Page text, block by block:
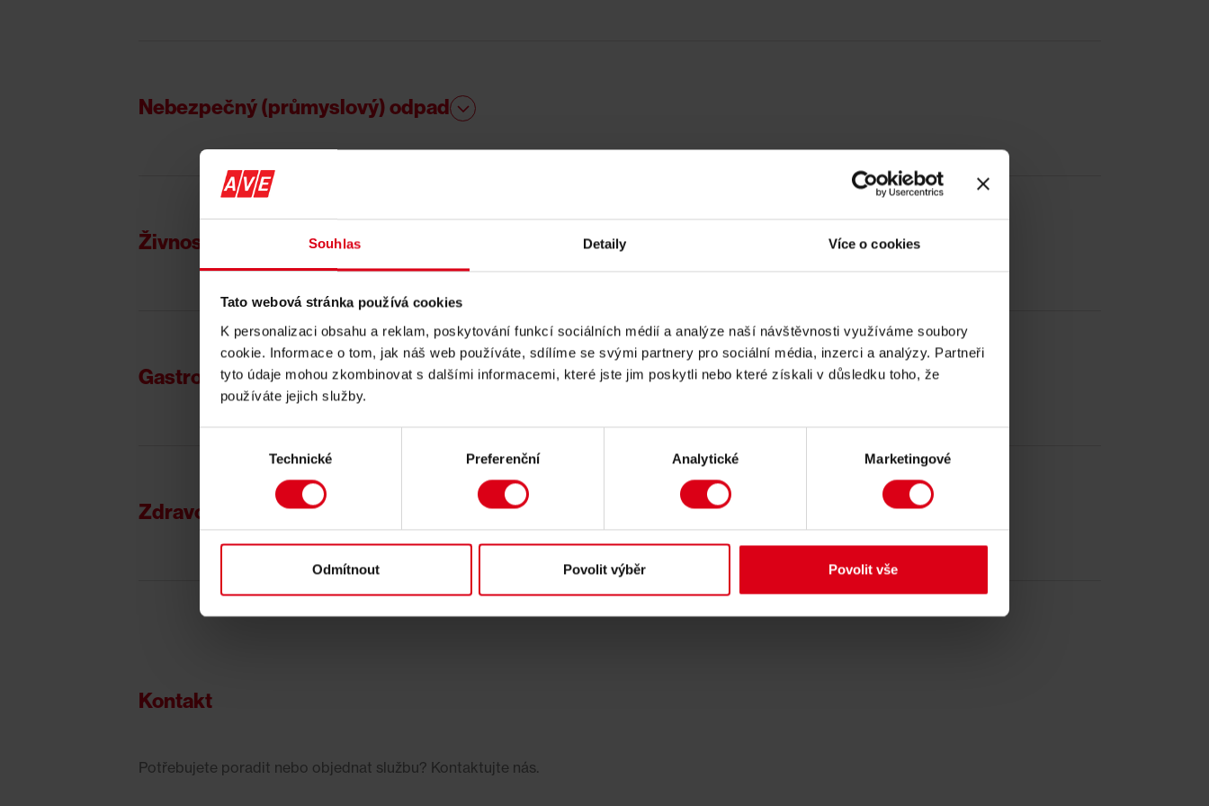
Souhlas Detaily Více o cookies
Tato webová stránka používá cookies
K personalizaci obsahu a reklam, poskytování funkcí sociálních médií a analýze naší návštěvnosti využíváme soubory
cookie. Informace o tom, jak náš web používáte, sdílíme se svými partnery pro sociální média, inzerci a analýzy. Partneři
tyto údaje mohou zkombinovat s dalšími informacemi, které jste jim poskytli nebo které získali v důsledku toho, že
používáte jejich služby.
Technické Preferenční Analytické Marketingové
Odmítnout Povolit výběr Povolit vše
Nebezpečný (průmyslový) odpad
Živnostenský odpad
Gastroodpad
Zdravotnický (infekční) odpad
Kontakt
Potřebujete poradit nebo objednat službu? Kontaktujte nás.